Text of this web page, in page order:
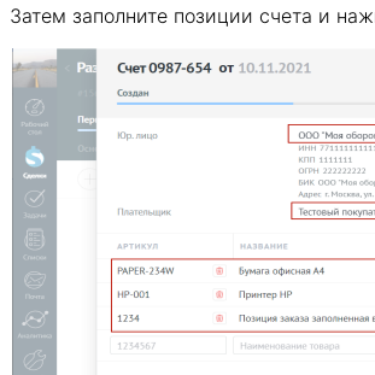
Затем заполните позиции счета и